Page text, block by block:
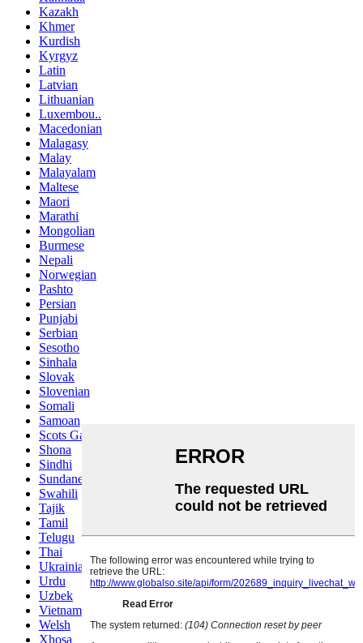
Kazakh
Khmer
Kurdish
Kyrgyz
Latin
Latvian
Lithuanian
Luxembou..
Macedonian
Malagasy
Malay
Malayalam
Maltese
Maori
Marathi
Mongolian
Burmese
Nepali
Norwegian
Pashto
Persian
Punjabi
Serbian
Sesotho
Sinhala
Slovak
Slovenian
Somali
Samoan
Scots Gaelic
Shona
Sindhi
Sundanese
Swahili
Tajik
Tamil
Telugu
Thai
Ukrainian
Urdu
Uzbek
Vietnamese
Welsh
Xhosa